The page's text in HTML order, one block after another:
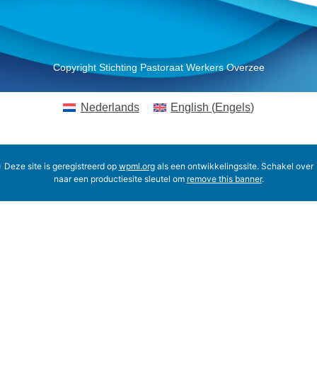
Copyright Stichting Pastoraat Werkers Overzee
Nederlands English (Engels)
Deze site is geregistreerd op wpml.orgals een ontwikkelingssite. Schakel over
naar een productiesite sleutel om remove this banner.